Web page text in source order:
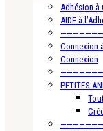
Adhésion à
AIDE à
Connexion
Connexion
PETITES